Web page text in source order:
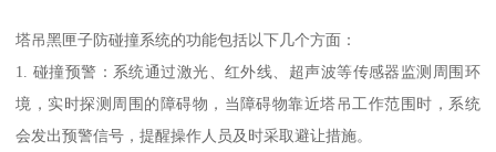
塔吊黑匣子防碰撞系统的功能包括以下几个方面：
1. 碰撞预警：系统通过激光、红外线、超声波等传感器监测周围环
境，实时探测周围的障碍物，当障碍物靠近塔吊工作范围时，系统
会发出预警信号，提醒操作人员及时采取避让措施。